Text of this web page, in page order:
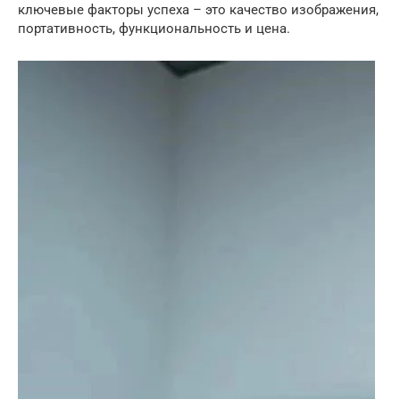
ключевые факторы успеха – это качество изображения,
портативность, функциональность и цена.